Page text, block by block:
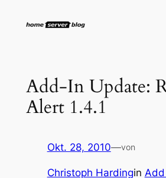
Inhalt
Add-In Update:
Alert 1.4.1
Okt. 28, 2010—von
Christoph Hardingin